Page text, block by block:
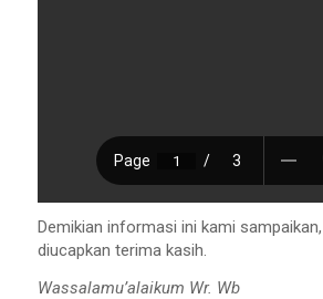
Demikian informasi ini kami
diucapkan terima kasih.
Wassalamu’alaikum Wr. Wb